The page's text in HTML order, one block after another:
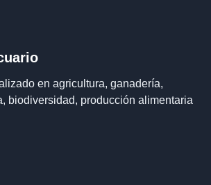
en agricultura, ganadería,
biodiversidad, producción alimentaria